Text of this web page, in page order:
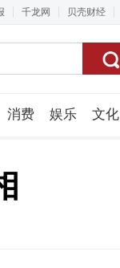
千龙网 贝壳财经
消费 娱乐 文化